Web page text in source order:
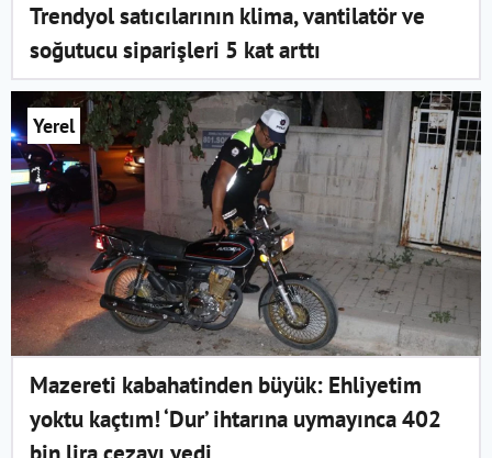
Trendyol satıcılarının klima, vantilatör ve
soğutucu siparişleri 5 kat arttı
Yerel
Mazereti kabahatinden büyük: Ehliyetim
yoktu kaçtım! ‘Dur’ ihtarına uymayınca 402